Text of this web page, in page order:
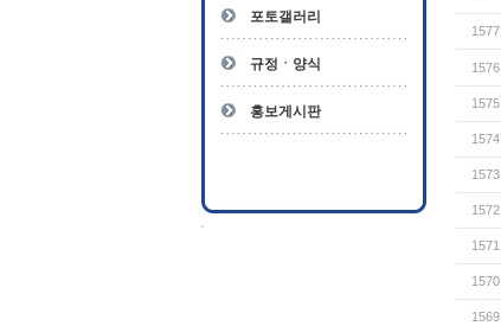
포토갤러리
규정ㆍ양식
홍보게시판
1577
1576
1575
1574
1573
1572
1571
1570
1569